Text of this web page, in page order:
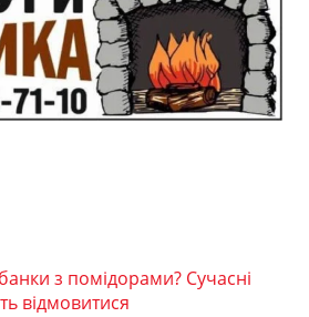
з помідорами? Сучасні
відмовитися